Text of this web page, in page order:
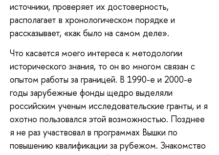
источники, проверяет их достоверность,
располагает в хронологическом порядке и
рассказывает, «как было на самом деле».
Что касается моего интереса к методологии
исторического знания, то он во многом связан с
опытом работы за границей. В 1990-е и 2000-е
годы зарубежные фонды щедро выделяли
российским ученым исследовательские гранты, и я
охотно пользовался этой возможностью. Позднее
я не раз участвовал в программах Вышки по
повышению квалификации за рубежом. Знакомство